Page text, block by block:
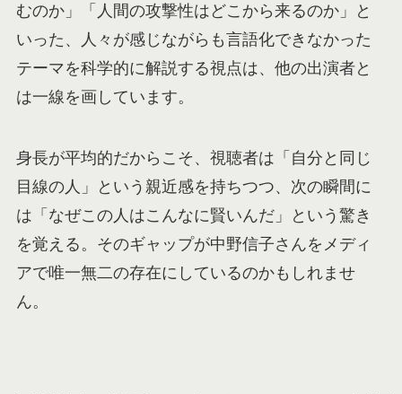
むのか」「人間の攻撃性はどこから来るのか」と
いった、人々が感じながらも言語化できなかった
テーマを科学的に解説する視点は、他の出演者と
は一線を画しています。
身長が平均的だからこそ、視聴者は「自分と同じ
目線の人」という親近感を持ちつつ、次の瞬間に
は「なぜこの人はこんなに賢いんだ」という驚き
を覚える。そのギャップが中野信子さんをメディ
アで唯一無二の存在にしているのかもしれませ
ん。